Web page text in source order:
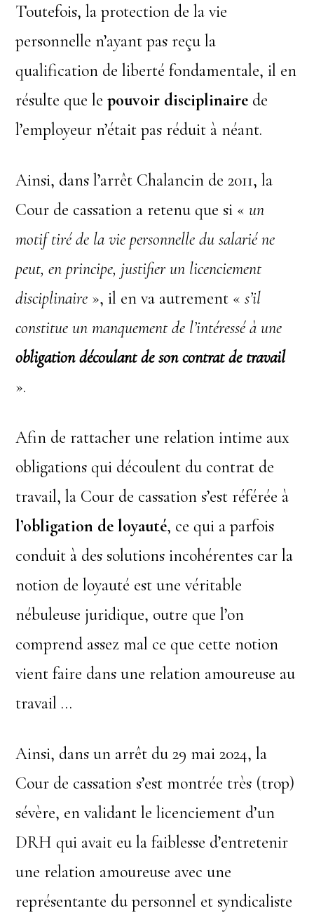
Toutefois, la protection de la vie
personnelle n’ayant pas reçu la
qualification de liberté fondamentale, il en
résulte que lepouvoir disciplinaire de
l’employeur n’était pas réduit à néant.
Ainsi, dans l’arrêt Chalancin de 2011, la
Cour de cassation a retenu que si «un
motif tiré de la vie personnelle du salarié ne
peut, en principe, justifier un licenciement
disciplinaire », il en va autrement «s’il
constitue un manquement de l’intéressé à une
obligation découlant de son contrat de travail
».
Afin de rattacher une relation intime aux
obligations qui découlent du contrat de
travail, la Cour de cassation s’est référée à
l’obligation de loyauté, ce qui a parfois
conduit à des solutions incohérentes car la
notion de loyauté est une véritable
nébuleuse juridique, outre que l’on
comprend assez mal ce que cette notion
vient faire dans une relation amoureuse au
travail …
Ainsi, dans un arrêt du 29 mai 2024, la
Cour de cassation s’est montrée très (trop)
sévère, en validant le licenciement d’un
DRH qui avait eu la faiblesse d’entretenir
une relation amoureuse avec une
représentante du personnel et syndicaliste